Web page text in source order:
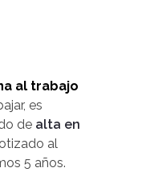
al trabajo
es
de alta en
al
5 años.